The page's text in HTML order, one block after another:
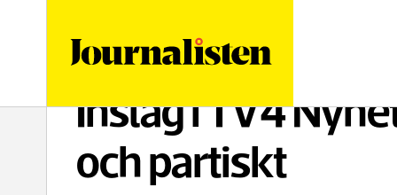
Inslag i TV4
och partiskt